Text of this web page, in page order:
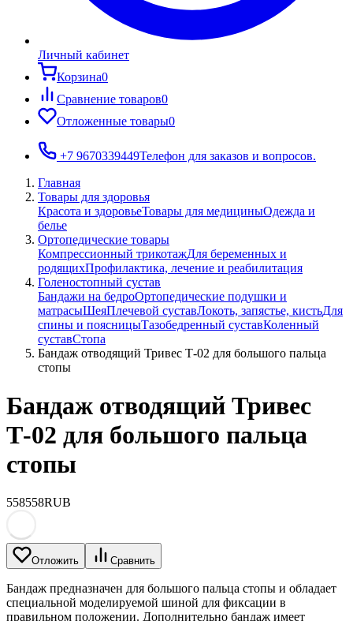
Личный кабинет
Корзина0
Сравнение товаров0
Отложенные товары0
+7 9670339449Телефон для заказов и вопросов.
Главная
Товары для здоровья
Красота и здоровьеТовары для медициныОдежда и
белье
Ортопедические товары
Компрессионный трикотажДля беременных и
родящихПрофилактика, лечение и реабилитация
Голеностопный сустав
Бандажи на бедроОртопедические подушки и
матрасыШеяПлечевой суставЛокоть, запястье, кистьДля
спины и поясницыТазобедренный суставКоленный
суставСтопа
Бандаж отводящий Тривес Т-02 для большого пальца
стопы
Бандаж отводящий Тривес
Т-02 для большого пальца
стопы
558558RUB
Отложить Сравнить
Бандаж предназначен для большого пальца стопы и обладает
специальной моделируемой шиной для фиксации в
правильном положении. Дополнительно бандаж имеет